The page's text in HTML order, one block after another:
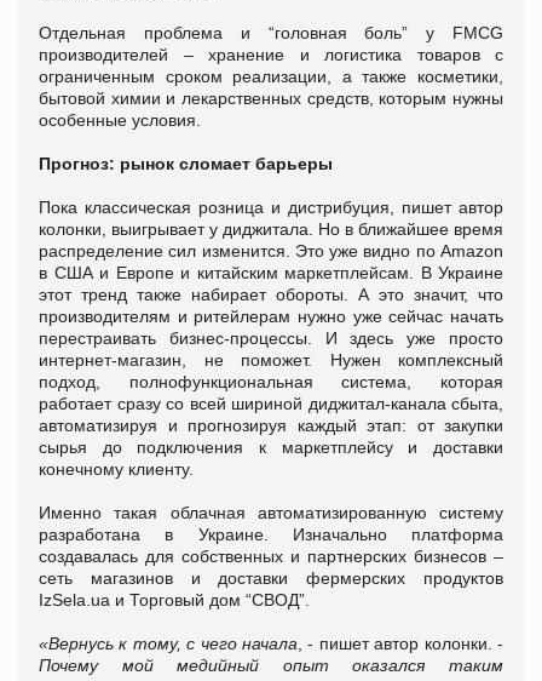
Отдельная проблема и “головная боль” у FMCG
производителей – хранение и логистика товаров с
ограниченным сроком реализации, а также косметики,
бытовой химии и лекарственных средств, которым нужны
особенные условия.
Прогноз: рынок сломает барьеры
Пока классическая розница и дистрибуция, пишет автор
колонки, выигрывает у диджитала. Но в ближайшее время
распределение сил изменится. Это уже видно по Amazon
в США и Европе и китайским маркетплейсам. В Украине
этот тренд также набирает обороты. А это значит, что
производителям и ритейлерам нужно уже сейчас начать
перестраивать бизнес-процессы. И здесь уже просто
интернет-магазин, не поможет. Нужен комплексный
подход, полнофункциональная система, которая
работает сразу со всей шириной диджитал-канала сбыта,
автоматизируя и прогнозируя каждый этап: от закупки
сырья до подключения к маркетплейсу и доставки
конечному клиенту.
Именно такая облачная автоматизированную систему
разработана в Украине. Изначально платформа
создавалась для собственных и партнерских бизнесов –
сеть магазинов и доставки фермерских продуктов
IzSela.ua и Торговый дом “СВОД”.
«Вернусь к тому, с чего начала , - пишет автор колонки. -
Почему мой медийный опыт оказался таким